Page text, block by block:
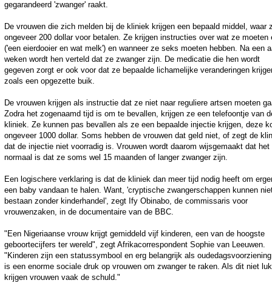
gegarandeerd 'zwanger' raakt.
De vrouwen die zich melden bij de kliniek krijgen een bepaald middel, waar
ongeveer 200 dollar voor betalen. Ze krijgen instructies over wat ze moeten
('een eierdooier en wat melk') en wanneer ze seks moeten hebben. Na een
weken wordt hen verteld dat ze zwanger zijn. De medicatie die hen wordt
gegeven zorgt er ook voor dat ze bepaalde lichamelijke veranderingen
zoals een opgezette buik.
De vrouwen krijgen als instructie dat ze niet naar reguliere artsen moeten
Zodra het zogenaamd tijd is om te bevallen, krijgen ze een telefoontje van
kliniek. Ze kunnen pas bevallen als ze een bepaalde injectie krijgen, deze
ongeveer 1000 dollar. Soms hebben de vrouwen dat geld niet, of zegt de
dat de injectie niet voorradig is. Vrouwen wordt daarom wijsgemaakt dat het
normaal is dat ze soms wel 15 maanden of langer zwanger zijn.
Een logischere verklaring is dat de kliniek dan meer tijd nodig heeft om
een baby vandaan te halen. Want, 'cryptische zwangerschappen kunnen
bestaan zonder kinderhandel', zegt Ify Obinabo, de commissaris voor
vrouwenzaken, in de documentaire van de BBC.
"Een Nigeriaanse vrouw krijgt gemiddeld vijf kinderen, een van de hoogste
geboortecijfers ter wereld", zegt Afrikacorrespondent Sophie van Leeuwen.
"Kinderen zijn een statussymbool en erg belangrijk als
is een enorme sociale druk op vrouwen om zwanger te raken. Als dit niet
krijgen vrouwen vaak de schuld."